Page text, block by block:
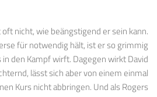
nicht, wie beängstigend er sein kann.
für notwendig hält, ist er so grimmig
den Kampf wirft. Dagegen wirkt David
lässt sich aber von einem einmal
Kurs nicht abbringen. Und als Rogers